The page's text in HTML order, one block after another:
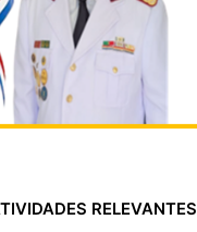
RELEVANTES